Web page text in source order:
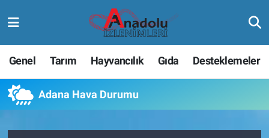
Genel Tarım Hayvancılık Gıda Desteklemeler
Adana Hava Durumu